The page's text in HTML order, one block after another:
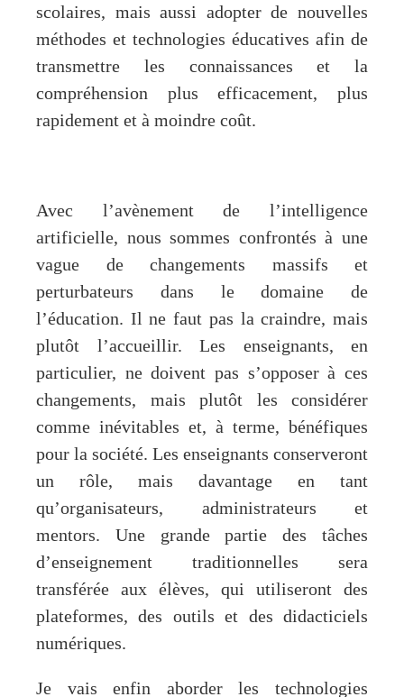
scolaires, mais aussi adopter de nouvelles
méthodes et technologies éducatives afin de
transmettre les connaissances et la
compréhension plus efficacement, plus
rapidement et à moindre coût.
Avec l’avènement de l’intelligence
artificielle, nous sommes confrontés à une
vague de changements massifs et
perturbateurs dans le domaine de
l’éducation. Il ne faut pas la craindre, mais
plutôt l’accueillir. Les enseignants, en
particulier, ne doivent pas s’opposer à ces
changements, mais plutôt les considérer
comme inévitables et, à terme, bénéfiques
pour la société. Les enseignants conserveront
un rôle, mais davantage en tant
qu’organisateurs, administrateurs et
mentors. Une grande partie des tâches
d’enseignement traditionnelles sera
transférée aux élèves, qui utiliseront des
plateformes, des outils et des didacticiels
numériques.
Je vais enfin aborder les technologies